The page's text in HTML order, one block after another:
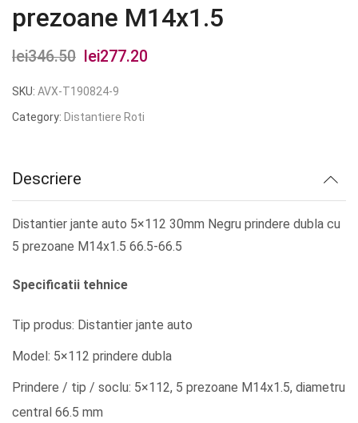
prezoane M14x1.5
lei346.50
Prețul
inițial
a
lei277.20
SKU: AVX-T190824-9
Category: Distantiere Roti
Descriere
Distantier jante auto 5×112 30mm Negru prindere dubla cu
5 prezoane M14x1.5 66.5-66.5
Specificatii tehnice
Tip produs: Distantier jante auto
Model: 5×112 prindere dubla
Prindere / tip / soclu: 5×112, 5 prezoane M14x1.5, diametru
central 66.5 mm